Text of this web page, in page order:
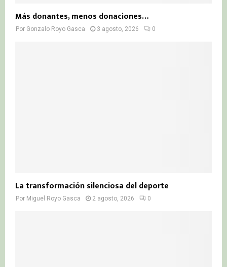
Más donantes, menos donaciones…
Por Gonzalo Royo Gasca 3 agosto, 2026 0
La transformación silenciosa del deporte
Por Miguel Royo Gasca 2 agosto, 2026 0